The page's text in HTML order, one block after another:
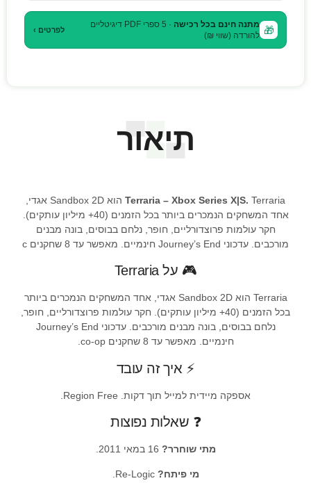
🎁 מתנה חינם בכל רכישה
· 5 ספרי PDF דיגיטליים
להורדה (שווי ₪)
לפרטים ›
תיאור
Terraria – Xbox Series X|S.
Terraria הוא Sandbox 2D אגדי,
אחד המשחקים הנמכרים ביותר בכל הזמנים (40+ מיליון עותקים).
חקר עולמות פרוצדורליים, חופר, נלחם בבוסים, בונה מבנים
מורכבים. עדכוני Journey’s End חינמיים. מאפשר עד 8 שחקנים c
🎮 על Terraria
Terraria הוא Sandbox 2D אגדי, אחד המשחקים הנמכרים ביותר
בכל הזמנים (40+ מיליון עותקים). חקר עולמות פרוצדורליים, חופר,
נלחם בבוסים, בונה מבנים מורכבים. עדכוני Journey’s End
חינמיים. מאפשר עד 8 שחקנים co-op.
⚡ איך זה עובד
אספקה מיידית למייל תוך דקות. Region Free.
❓ שאלות נפוצות
מתי שוחרר?
מי פיתח? Re-Logic.